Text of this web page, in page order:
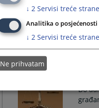
Želja
Do
↓ 2 Servisi treće strane
Analitika o
↓ 2 Servisi treće strane
Ne prihvatam